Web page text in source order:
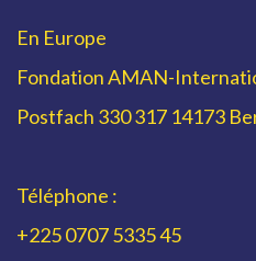
En Europe
Fondation AMAN-
Postfach 330 317 14173
Téléphone :
+225 0707 5335 45